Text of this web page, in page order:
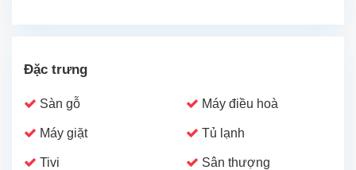
Đặc trưng
Sàn gỗ Máy điều hoà
Máy giặt Tủ lạnh
Tivi Sân thượng